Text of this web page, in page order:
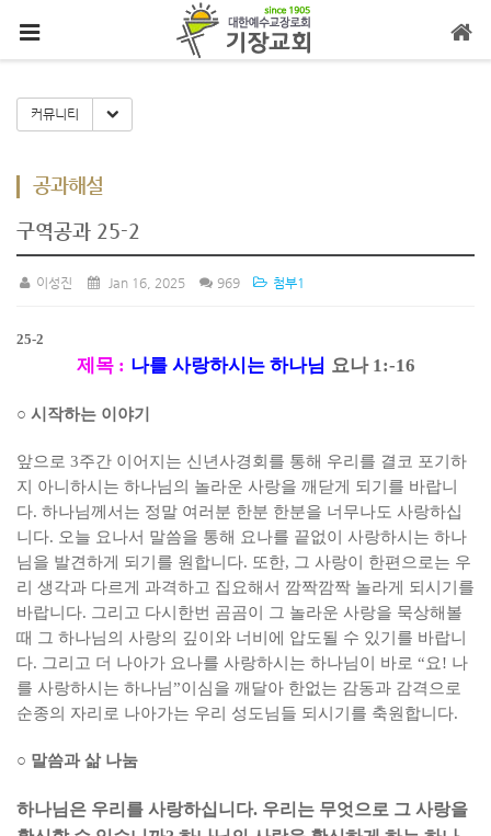
커뮤니티 Toggle Dropdown
공과해설
구역공과 25-2
이성진 Jan 16, 2025 969 첨부1
25-2
제목 : 나를 사랑하시는 하나님 요나 1:-16
○ 시작하는 이야기
앞으로 3주간 이어지는 신년사경회를 통해 우리를 결코 포기하
지 아니하시는 하나님의 놀라운 사랑을 깨닫게 되기를 바랍니
다. 하나님께서는 정말 여러분 한분 한분을 너무나도 사랑하십
니다. 오늘 요나서 말씀을 통해 요나를 끝없이 사랑하시는 하나
님을 발견하게 되기를 원합니다. 또한, 그 사랑이 한편으로는 우
리 생각과 다르게 과격하고 집요해서 깜짝깜짝 놀라게 되시기를
바랍니다. 그리고 다시한번 곰곰이 그 놀라운 사랑을 묵상해볼
때 그 하나님의 사랑의 깊이와 너비에 압도될 수 있기를 바랍니
다. 그리고 더 나아가 요나를 사랑하시는 하나님이 바로 “요! 나
를 사랑하시는 하나님”이심을 깨달아 한없는 감동과 감격으로
순종의 자리로 나아가는 우리 성도님들 되시기를 축원합니다.
○ 말씀과 삶 나눔
하나님은 우리를 사랑하십니다. 우리는 무엇으로 그 사랑을